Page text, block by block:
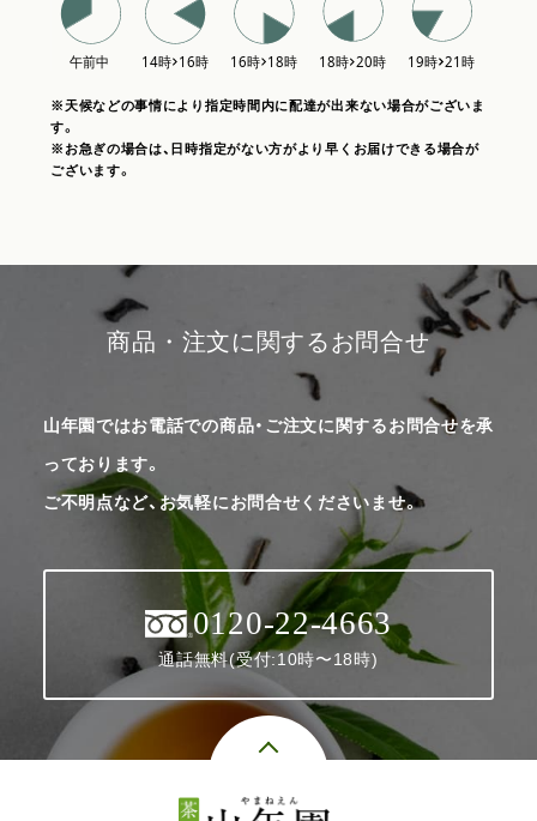
※天候などの事情により指定時間内に配達が出来ない場合がございま
す。
※お急ぎの場合は、日時指定がない方がより早くお届けできる場合が
ございます。
商品・注文に関するお問合せ
山年園ではお電話での商品・ご注文に関するお問合せを承
っております。
ご不明点など、お気軽にお問合せくださいませ。
0120-22-4663
通話無料(受付:10時〜18時)